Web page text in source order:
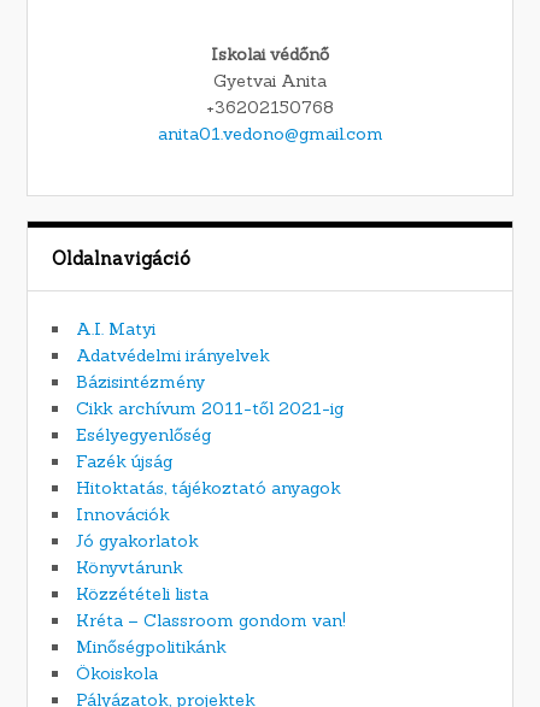
Iskolai védőnő
Gyetvai Anita
+36202150768
anita01.vedono@gmail.com
Oldalnavigáció
A.I. Matyi
Adatvédelmi irányelvek
Bázisintézmény
Cikk archívum 2011-től 2021-ig
Esélyegyenlőség
Fazék újság
Hitoktatás, tájékoztató anyagok
Innovációk
Jó gyakorlatok
Könyvtárunk
Közzétételi lista
Kréta – Classroom gondom van!
Minőségpolitikánk
Ökoiskola
Pályázatok, projektek